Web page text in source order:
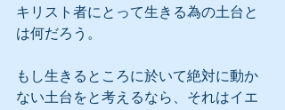
キリスト者にとって生きる為の土台と
は何だろう。
もし生きるところに於いて絶対に動か
ない土台をと考えるなら、それはイエ